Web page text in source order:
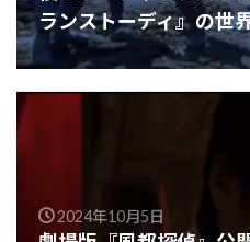
ランストーディ』の世
2024年10月5日